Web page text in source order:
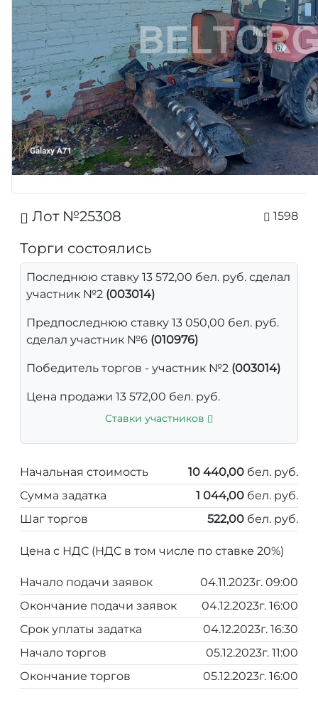
Лот №25308 1598
Торги состоялись
Последнюю ставку 13 572,00 бел. руб. сделал
участник №2 (003014)
Предпоследнюю ставку 13 050,00 бел. руб.
сделал участник №6 (010976)
Победитель торгов - участник №2 (003014)
Цена продажи 13 572,00 бел. руб.
Ставки участников
Начальная стоимость 10 440,00 бел. руб.
Сумма задатка
1 044,00 бел. руб.
Шаг торгов
522,00 бел. руб.
Цена с НДС (НДС в том числе по ставке 20%)
Начало подачи заявок
04.11.2023г. 09:00
Окончание подачи заявок
04.12.2023г. 16:00
Срок уплаты задатка
04.12.2023г. 16:30
Начало торгов
05.12.2023г. 11:00
Окончание торгов
05.12.2023г. 16:00